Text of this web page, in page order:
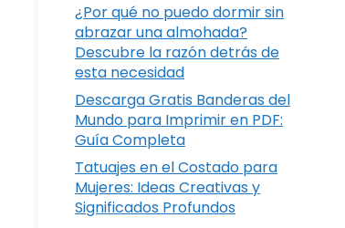
¿Por qué no puedo dormir sin
abrazar una almohada?
Descubre la razón detrás de
esta necesidad
Descarga Gratis Banderas del
Mundo para Imprimir en PDF:
Guía Completa
Tatuajes en el Costado para
Mujeres: Ideas Creativas y
Significados Profundos